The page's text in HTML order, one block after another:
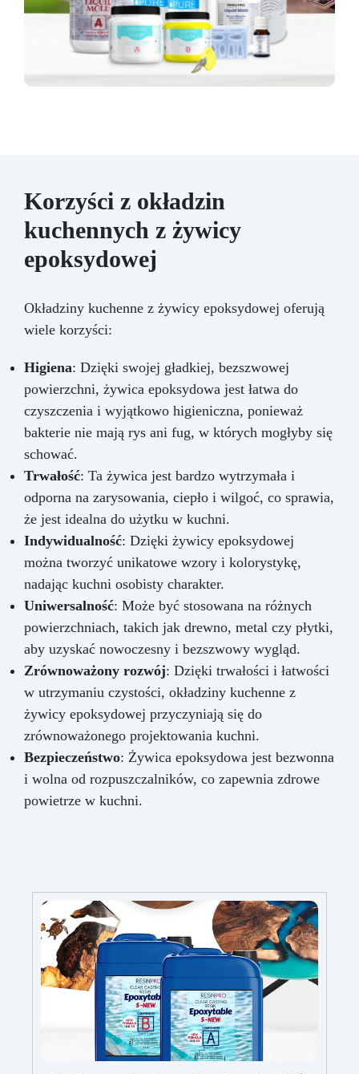
Korzyści z okładzin
kuchennych z żywicy
epoksydowej
Okładziny kuchenne z żywicy epoksydowej oferują
wiele korzyści:
Higiena: Dzięki swojej gładkiej, bezszwowej
powierzchni, żywica epoksydowa jest łatwa do
czyszczenia i wyjątkowo higieniczna, ponieważ
bakterie nie mają rys ani fug, w których mogłyby się
schować.
Trwałość: Ta żywica jest bardzo wytrzymała i
odporna na zarysowania, ciepło i wilgoć, co sprawia,
że jest idealna do użytku w kuchni.
Indywidualność: Dzięki żywicy epoksydowej
można tworzyć unikatowe wzory i kolorystykę,
nadając kuchni osobisty charakter.
Uniwersalność: Może być stosowana na różnych
powierzchniach, takich jak drewno, metal czy płytki,
aby uzyskać nowoczesny i bezszwowy wygląd.
Zrównoważony rozwój: Dzięki trwałości i łatwości
w utrzymaniu czystości, okładziny kuchenne z
żywicy epoksydowej przyczyniają się do
zrównoważonego projektowania kuchni.
Bezpieczeństwo: Żywica epoksydowa jest bezwonna
i wolna od rozpuszczalników, co zapewnia zdrowe
powietrze w kuchni.